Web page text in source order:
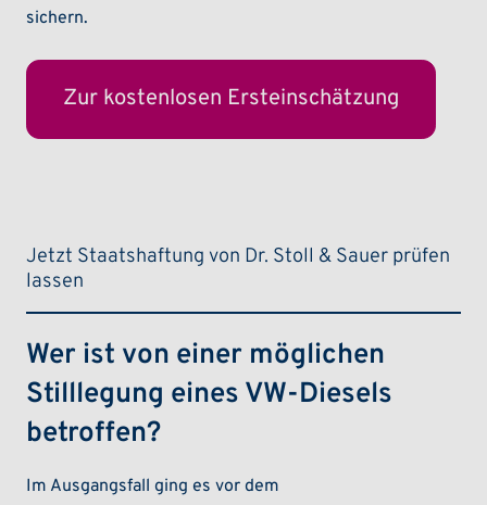
sichern.
Zur kostenlosen Ersteinschätzung
Jetzt Staatshaftung von Dr. Stoll & Sauer prüfen
lassen
Wer ist von einer möglichen
Stilllegung eines VW-Diesels
betroffen?
Im Ausgangsfall ging es vor dem